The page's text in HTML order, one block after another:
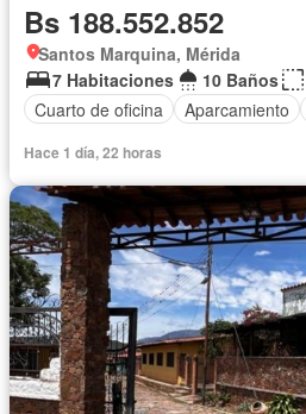
Bs 188.552.852
Santos Marquina, Mérida
7 Habitaciones
10 Baños
Cuarto de oficina
Aparcamiento
Hace 1 día, 22 horas